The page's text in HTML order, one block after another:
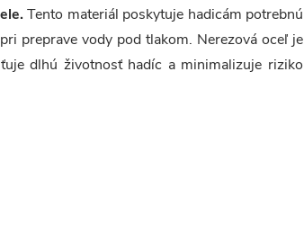
Tento materiál poskytuje hadicám potrebnú
preprave vody pod tlakom. Nerezová oceľ je
dlhú životnosť hadíc a minimalizuje riziko